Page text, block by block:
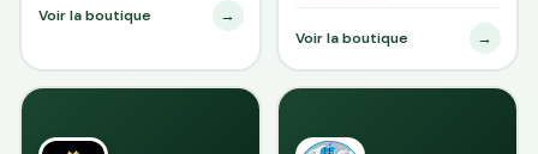
Voir la boutique →
Voir la boutique →